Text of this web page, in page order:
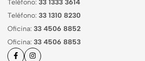
Teléfono: 33 1333 3614
Teléfono: 33 1310 8230
Oficina: 33 4506 8852
Oficina: 33 4506 8853